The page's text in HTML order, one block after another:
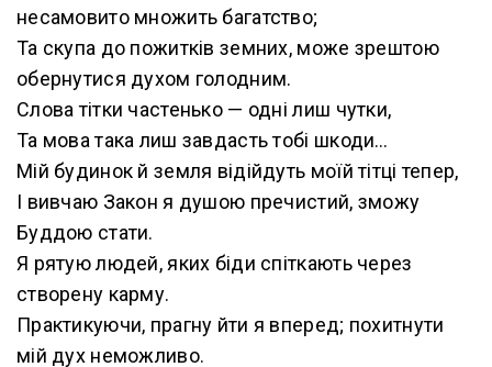
несамовито множить багатство;
Та скупа до пожитків земних, може зрештою
обернутися духом голодним.
Слова тітки частенько — одні лиш чутки,
Та мова така лиш завдасть тобі шкоди…
Мій будинок й земля відійдуть моїй тітці тепер,
І вивчаю Закон я душою пречистий, зможу
Буддою стати.
Я рятую людей, яких біди спіткають через
створену карму.
Практикуючи, прагну йти я вперед; похитнути
мій дух неможливо.